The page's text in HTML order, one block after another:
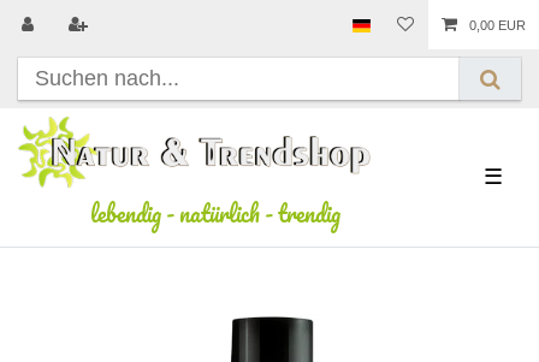
0,00 EUR
lebendig-natürlich-trendig
☰